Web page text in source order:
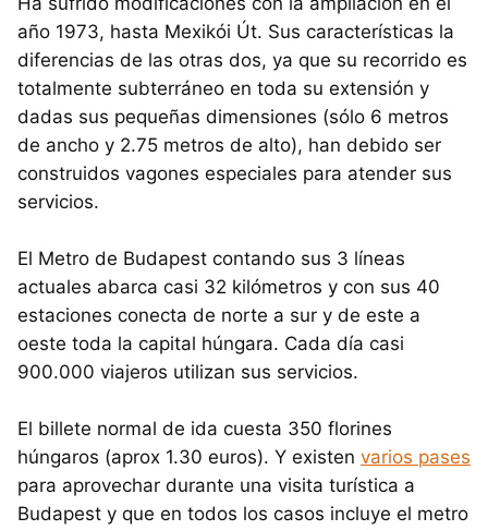
año 1973, hasta Mexikói Út. Sus características la
diferencias de las otras dos, ya que su recorrido es
totalmente subterráneo en toda su extensión y
dadas sus pequeñas dimensiones (sólo 6 metros
de ancho y 2.75 metros de alto), han debido ser
construidos vagones especiales para atender sus
servicios.
El Metro de Budapest contando sus 3 líneas
actuales abarca casi 32 kilómetros y con sus 40
estaciones conecta de norte a sur y de este a
oeste toda la capital húngara. Cada día casi
900.000 viajeros utilizan sus servicios.
El billete normal de ida cuesta 350 florines
húngaros (aprox 1.30 euros). Y existen varios pases
para aprovechar durante una visita turística a
Budapest y que en todos los casos incluye el metro